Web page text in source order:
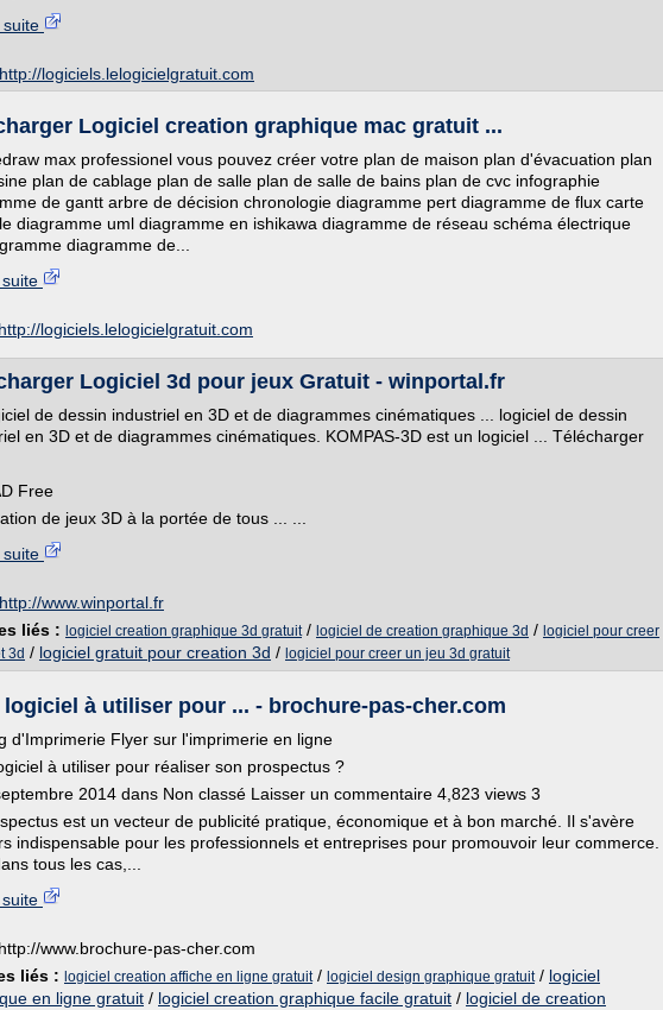
suite
http://logiciels.lelogicielgratuit.com
Logiciel creation graphique mac gratuit ...
max professionel vous pouvez créer votre plan de maison plan d'évacuation plan
plan de cablage plan de salle plan de salle de bains plan de cvc infographie
de gantt arbre de décision chronologie diagramme pert diagramme de flux carte
diagramme uml diagramme en ishikawa diagramme de réseau schéma électrique
diagramme de...
http://logiciels.lelogicielgratuit.com
Logiciel 3d pour jeux Gratuit - winportal.fr
de dessin industriel en 3D et de diagrammes cinématiques ... logiciel de dessin
en 3D et de diagrammes cinématiques. KOMPAS-3D est un logiciel ... Télécharger
Free
de jeux 3D à la portée de tous ... ...
suite
http://www.winportal.fr
liés : logiciel creation graphique 3d gratuit/ logiciel de creation graphique 3d / logiciel pour creer
3d / logiciel gratuit pour creation 3d / logiciel pour creer un jeu 3d gratuit
logiciel à utiliser pour ... - brochure-pas-cher.com
d'Imprimerie Flyer sur l'imprimerie en ligne
à utiliser pour réaliser son prospectus ?
2014 dans Non classé Laisser un commentaire 4,823 views 3
est un vecteur de publicité pratique, économique et à bon marché. Il s'avère
indispensable pour les professionnels et entreprises pour promouvoir leur commerce.
tous les cas,...
http://www.brochure-pas-cher.com
liés : logiciel creation affiche en ligne gratuit/ logiciel design graphique gratuit/ logiciel
en ligne gratuit / logiciel creation graphique facile gratuit / logiciel de creation